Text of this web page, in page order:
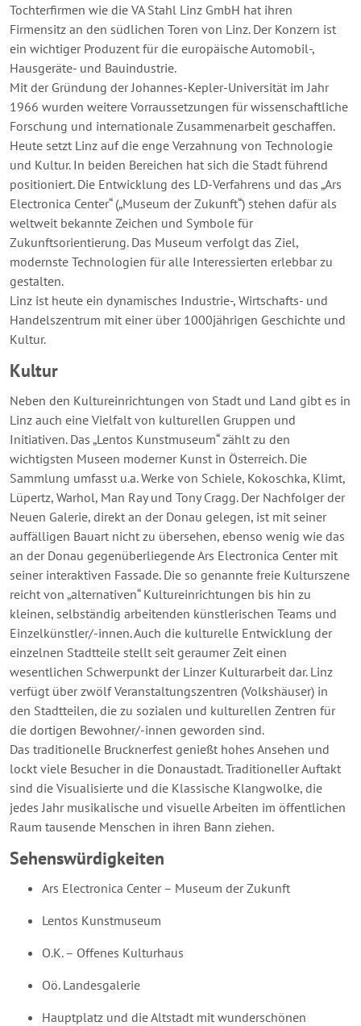
Tochterfirmen wie die VA Stahl Linz GmbH hat ihren
Firmensitz an den südlichen Toren von Linz. Der Konzern ist
ein wichtiger Produzent für die europäische Automobil-,
Hausgeräte- und Bauindustrie.
Mit der Gründung der Johannes-Kepler-Universität im Jahr
1966 wurden weitere Vorraussetzungen für wissenschaftliche
Forschung und internationale Zusammenarbeit geschaffen.
Heute setzt Linz auf die enge Verzahnung von Technologie
und Kultur. In beiden Bereichen hat sich die Stadt führend
positioniert. Die Entwicklung des LD-Verfahrens und das „Ars
Electronica Center“ („Museum der Zukunft“) stehen dafür als
weltweit bekannte Zeichen und Symbole für
Zukunftsorientierung. Das Museum verfolgt das Ziel,
modernste Technologien für alle Interessierten erlebbar zu
gestalten.
Linz ist heute ein dynamisches Industrie-, Wirtschafts- und
Handelszentrum mit einer über 1000jährigen Geschichte und
Kultur.
Kultur
Neben den Kultureinrichtungen von Stadt und Land gibt es in
Linz auch eine Vielfalt von kulturellen Gruppen und
Initiativen. Das „Lentos Kunstmuseum“ zählt zu den
wichtigsten Museen moderner Kunst in Österreich. Die
Sammlung umfasst u.a. Werke von Schiele, Kokoschka, Klimt,
Lüpertz, Warhol, Man Ray und Tony Cragg. Der Nachfolger der
Neuen Galerie, direkt an der Donau gelegen, ist mit seiner
auffälligen Bauart nicht zu übersehen, ebenso wenig wie das
an der Donau gegenüberliegende Ars Electronica Center mit
seiner interaktiven Fassade. Die so genannte freie Kulturszene
reicht von „alternativen“ Kultureinrichtungen bis hin zu
kleinen, selbständig arbeitenden künstlerischen Teams und
Einzelkünstler/-innen. Auch die kulturelle Entwicklung der
einzelnen Stadtteile stellt seit geraumer Zeit einen
wesentlichen Schwerpunkt der Linzer Kulturarbeit dar. Linz
verfügt über zwölf Veranstaltungszentren (Volkshäuser) in
den Stadtteilen, die zu sozialen und kulturellen Zentren für
die dortigen Bewohner/-innen geworden sind.
Das traditionelle Brucknerfest genießt hohes Ansehen und
lockt viele Besucher in die Donaustadt. Traditioneller Auftakt
sind die Visualisierte und die Klassische Klangwolke, die
jedes Jahr musikalische und visuelle Arbeiten im öffentlichen
Raum tausende Menschen in ihren Bann ziehen.
Sehenswürdigkeiten
Ars Electronica Center – Museum der Zukunft
Lentos Kunstmuseum
O.K. – Offenes Kulturhaus
Oö. Landesgalerie
Hauptplatz und die Altstadt mit wunderschönen